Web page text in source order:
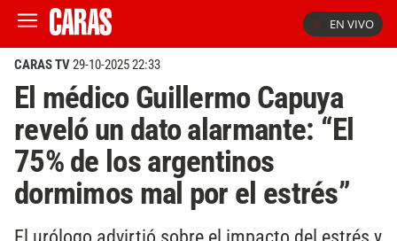
EN VIVO
CARAS TV29-10-2025 22:33
El médico Guillermo Capuya
reveló un dato alarmante: “El
75% de los argentinos
dormimos mal por el estrés”
El urólogo advirtió sobre el impacto del estrés y